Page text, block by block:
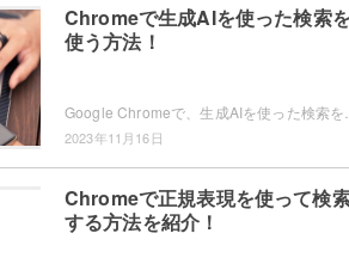
Chromeで生成AIを使った検索
使う方法！
2023年11月16日
Chromeで正規表現を使って検
する方法を紹介！